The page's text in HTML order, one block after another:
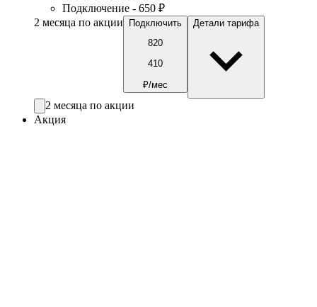
Подключение - 650 ₽
2 месяца по акции
Подключить
820
410
₽/мес
Детали тарифа
2 месяца по акции
Акция